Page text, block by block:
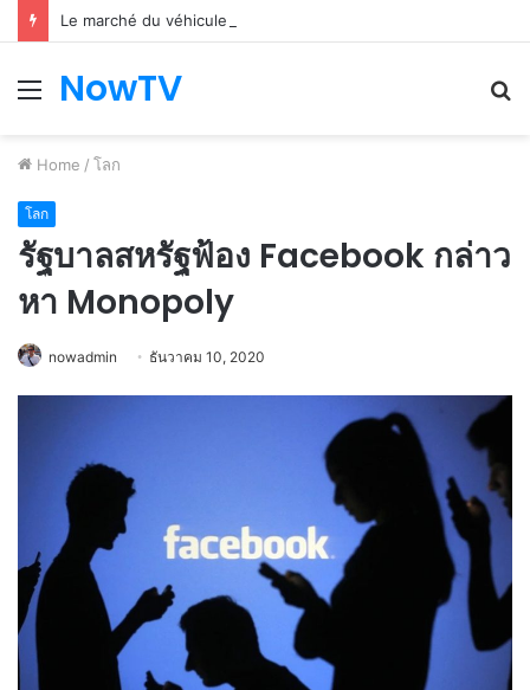
Le marché du véhicule d’occasion en plein essor
Menu
NowTV
Home / โลก
โลก
รัฐบาลสหรัฐฟ้อง Facebook กล่าว
หา Monopoly
nowadmin ธันวาคม 10, 2020